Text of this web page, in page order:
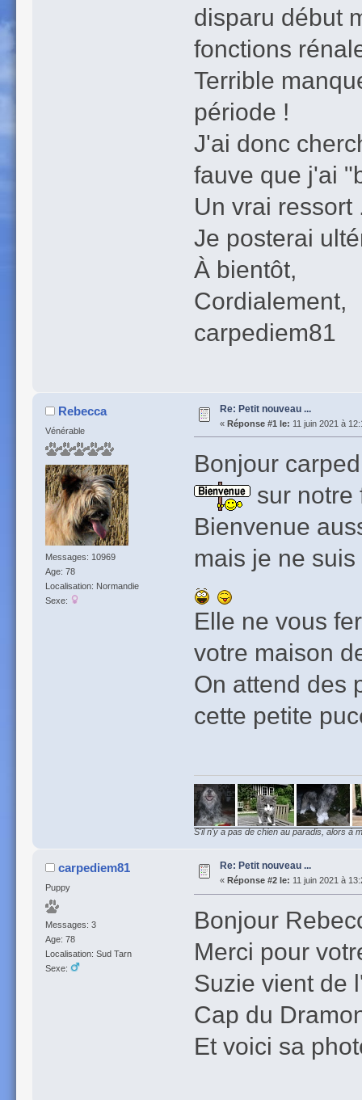
disparu début
fonctions
Terrible
période !
J'ai donc
fauve que j'ai
Un vrai ressort
Je posterai
À bientôt,
Cordialement,
carpediem81
Rebecca
Vénérable
Messages: 10969
Age: 78
Localisation: Normandie
Sexe:
Re: Petit nouveau ...
« Réponse #1 le: 11 juin 2021 à
Bonjour
sur notre
Bienvenue
mais je ne
Elle ne vous
votre maison
On attend des
cette petite
S'il n'y a pas de chien au paradis, alors à
carpediem81
Puppy
Messages: 3
Age: 78
Localisation: Sud Tarn
Sexe:
Re: Petit nouveau ...
« Réponse #2 le: 11 juin 2021 à
Bonjour
Merci pour
Suzie vient de
Cap du
Et voici sa